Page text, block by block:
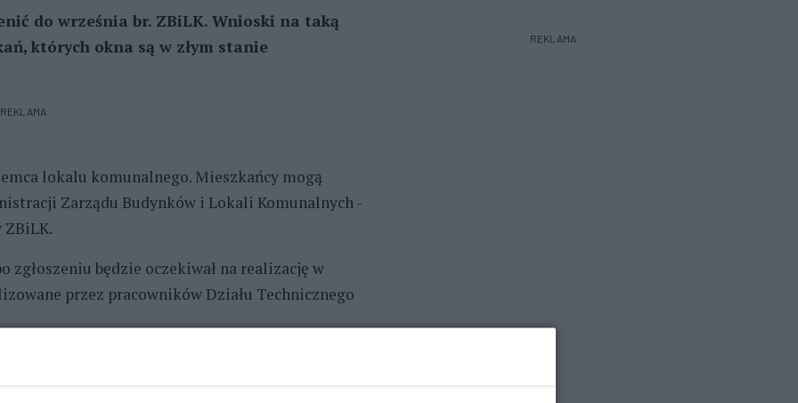
do września br. ZBiLK. Wnioski na taką
których okna są w złym stanie
REKLAMA
lokalu komunalnego. Mieszkańcy mogą
Zarządu Budynków i Lokali Komunalnych -
zgłoszeniu będzie oczekiwał na realizację w
przez pracowników Działu Technicznego
będące w najgorszym stanie technicznym.
plastikowe - zaznacza rzecznik ZBiLK.
REKLAMA